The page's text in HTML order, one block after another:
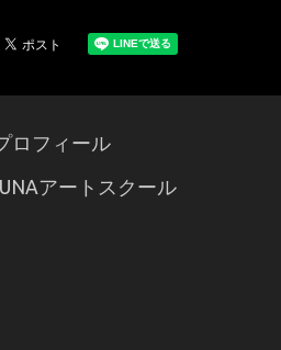
ロフィール
アートスクール